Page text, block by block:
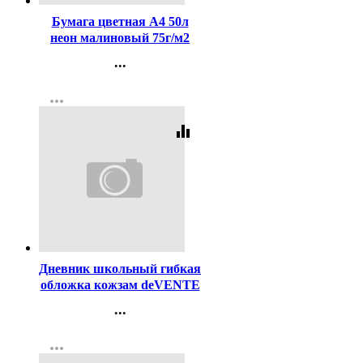
Бумага цветная А4 50л
неон малиновый 75г/м2
...
Регистрация
more_horiz
equalizer
Дневник школьный гибкая
обложка кожзам deVENTE
шелкография, отстрочка,
...
Регистрация
more_horiz